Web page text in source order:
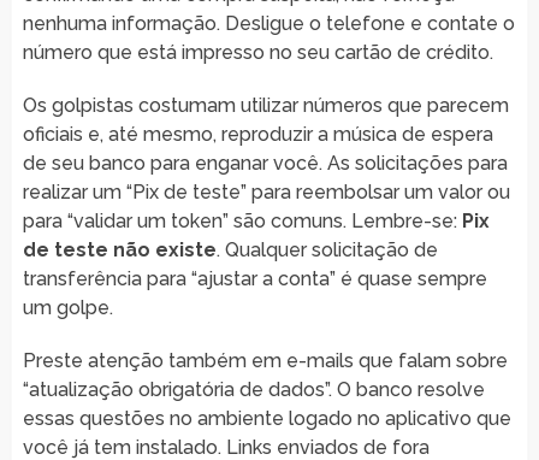
nenhuma informação. Desligue o telefone e contate o
número que está impresso no seu cartão de crédito.
Os golpistas costumam utilizar números que parecem
oficiais e, até mesmo, reproduzir a música de espera
de seu banco para enganar você. As solicitações para
realizar um “Pix de teste” para reembolsar um valor ou
para “validar um token” são comuns. Lembre-se: Pix
de teste não existe. Qualquer solicitação de
transferência para “ajustar a conta” é quase sempre
um golpe.
Preste atenção também em e-mails que falam sobre
“atualização obrigatória de dados”. O banco resolve
essas questões no ambiente logado no aplicativo que
você já tem instalado. Links enviados de fora